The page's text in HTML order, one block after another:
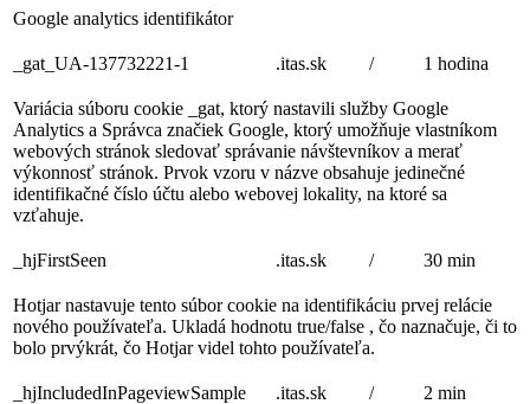
Google analytics identifikátor
_gat_UA-137732221-1 .itas.sk / 1 hodina
Variácia súboru cookie _gat, ktorý nastavili služby Google
Analytics a Správca značiek Google, ktorý umožňuje vlastníkom
webových stránok sledovať správanie návštevníkov a merať
výkonnosť stránok. Prvok vzoru v názve obsahuje jedinečné
identifikačné číslo účtu alebo webovej lokality, na ktoré sa
vzťahuje.
_hjFirstSeen .itas.sk / 30 min
Hotjar nastavuje tento súbor cookie na identifikáciu prvej relácie
nového používateľa. Ukladá hodnotu true/false , čo naznačuje, či to
bolo prvýkrát, čo Hotjar videl tohto používateľa.
_hjIncludedInPageviewSample .itas.sk / 2 min